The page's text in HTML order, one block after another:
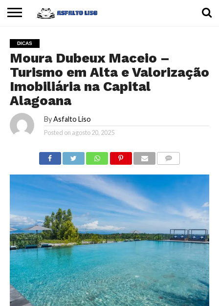
CARROS
MOTOS
DICAS
DICAS
Moura Dubeux Maceio –
Turismo em Alta e Valorização
Imobiliária na Capital
Alagoana
By Asfalto Liso
Posted on agosto 20, 2025